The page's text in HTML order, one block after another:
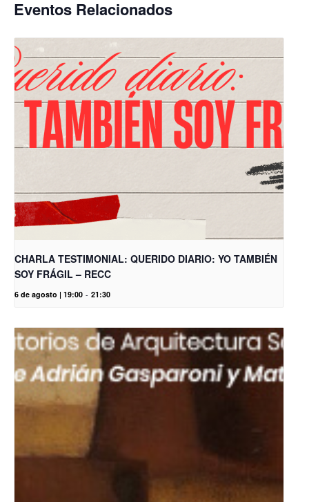
Eventos Relacionados
CHARLA TESTIMONIAL: QUERIDO DIARIO: YO TAMBIÉN
SOY FRÁGIL – RECC
6 de agosto | 19:00 - 21:30